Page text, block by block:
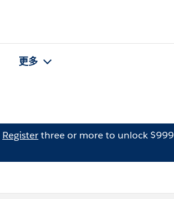
更多
Registerthree or more to unlock $999